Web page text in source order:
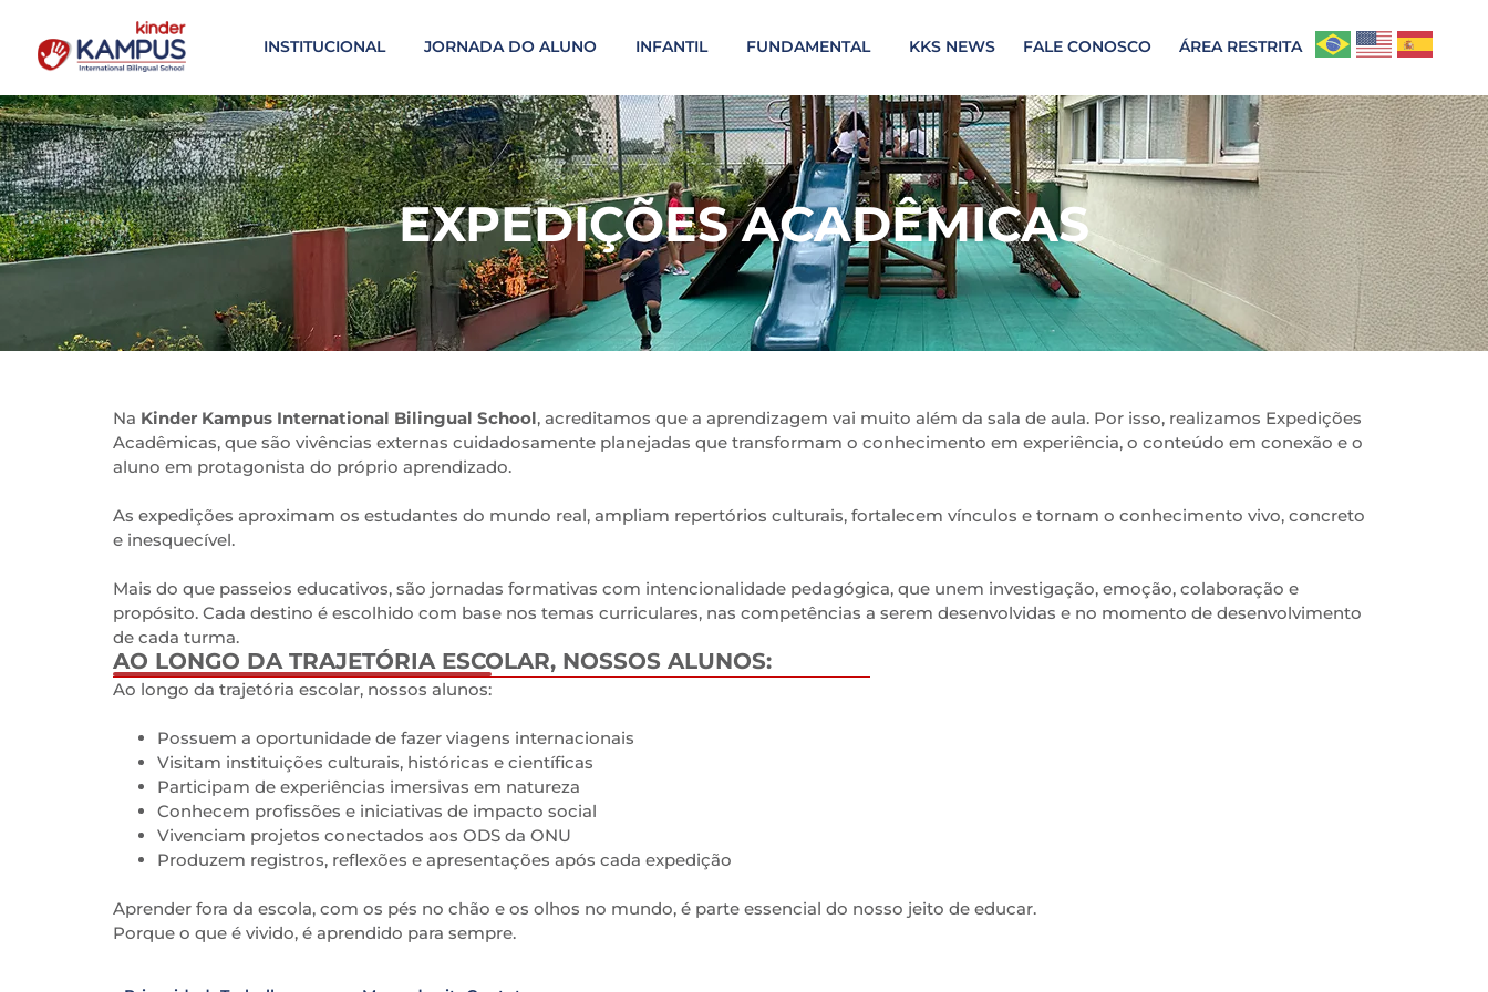
INSTITUCIONAL JORNADA DO ALUNO INFANTIL FUNDAMENTAL KKS NEWS FALE CONOSCO ÁREA RESTRITA
EXPEDIÇÕES ACADÊMICAS
Na Kinder Kampus International Bilingual School, acreditamos que a aprendizagem vai muito além da sala de aula. Por isso, realizamos Expedições
Acadêmicas, que são vivências externas cuidadosamente planejadas que transformam o conhecimento em experiência, o conteúdo em conexão e o
aluno em protagonista do próprio aprendizado.
As expedições aproximam os estudantes do mundo real, ampliam repertórios culturais, fortalecem vínculos e tornam o conhecimento vivo, concreto
e inesquecível.
Mais do que passeios educativos, são jornadas formativas com intencionalidade pedagógica, que unem investigação, emoção, colaboração e
propósito. Cada destino é escolhido com base nos temas curriculares, nas competências a serem desenvolvidas e no momento de desenvolvimento
de cada turma.
AO LONGO DA TRAJETÓRIA ESCOLAR, NOSSOS ALUNOS:
0
Ao longo da trajetória escolar, nossos alunos:
Possuem a oportunidade de fazer viagens internacionais
Visitam instituições culturais, históricas e científicas
Participam de experiências imersivas em natureza
Conhecem profissões e iniciativas de impacto social
Vivenciam projetos conectados aos ODS da ONU
Produzem registros, reflexões e apresentações após cada expedição
Aprender fora da escola, com os pés no chão e os olhos no mundo, é parte essencial do nosso jeito de educar.
Porque o que é vivido, é aprendido para sempre.